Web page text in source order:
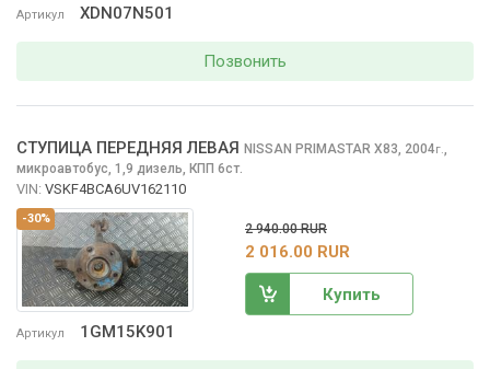
Артикул XDN07N501
Позвонить
-30%
Артикул 1GM15K901
СТУПИЦА ПЕРЕДНЯЯ ЛЕВАЯ NISSAN PRIMASTAR X83, 2004г.,
микроавтобус, 1,9 дизель, КПП 6ст.
VIN: VSKF4BCA6UV162110
2 940.00 RUR
2 016.00 RUR
Купить